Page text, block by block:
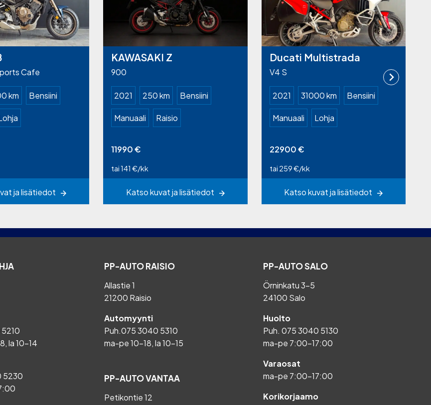
Cafe
km Bensiini
ja lisätiedot
KAWASAKI Z
900
2021 250 km Bensiini
Manuaali Raisio
11990€
tai 141 €/kk
Katso kuvat ja lisätiedot
Ducati Multistrada
V4 S
2021 31000 km Bensiini
Manuaali Lohja
22900€
tai 259 €/kk
Katso kuvat ja lisätiedot
la 10-14
5230
PP-AUTO RAISIO
Allastie 1
21200 Raisio
Automyynti
Puh.075 3040 5310
ma-pe 10-18, la 10-15
PP-AUTO VANTAA
Petikontie 12
PP-AUTO SALO
Örninkatu 3-5
24100 Salo
Huolto
Puh. 075 3040 5130
ma-pe 7:00-17:00
Varaosat
ma-pe 7:00-17:00
Korikorjaamo